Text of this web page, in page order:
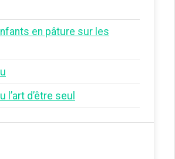
en pâture sur les
l’art d’être seul